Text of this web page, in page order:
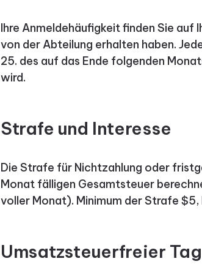
Ihre Anmeldehäufigkeit finden Sie auf
von der Abteilung erhalten haben.
25. des auf das Ende folgenden
wird.
Strafe und Interesse
Die Strafe für Nichtzahlung oder
Monat fälligen Gesamtsteuer
voller Monat). Minimum der Strafe $5,
Umsatzsteuerfreier